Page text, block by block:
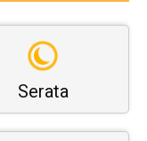
Serata